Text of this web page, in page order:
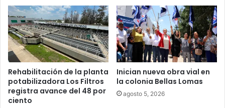
Rehabilitación de la planta
potabilizadora Los Filtros
registra avance del 48 por
ciento
Inician nueva obra vial en
la colonia Bellas Lomas
agosto 5, 2026